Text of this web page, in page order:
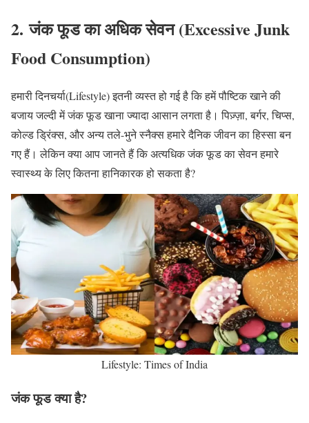
2. जंक फूड का अधिक सेवन (Excessive Junk
Food Consumption)
हमारी दिनचर्या(Lifestyle) इतनी व्यस्त हो गई है कि हमें पौष्टिक खाने की
बजाय जल्दी में जंक फूड खाना ज्यादा आसान लगता है। पिज़्ज़ा, बर्गर, चिप्स,
कोल्ड ड्रिंक्स, और अन्य तले-भुने स्नैक्स हमारे दैनिक जीवन का हिस्सा बन
गए हैं। लेकिन क्या आप जानते हैं कि अत्यधिक जंक फूड का सेवन हमारे
स्वास्थ्य के लिए कितना हानिकारक हो सकता है?
Lifestyle: Times of India
जंक फूड क्या है?